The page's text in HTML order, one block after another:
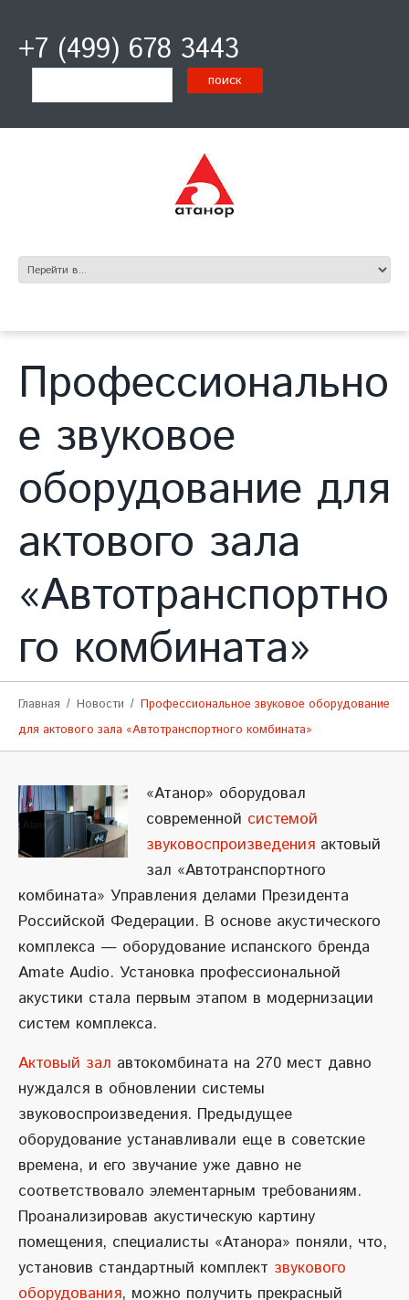
+7 (499) 678 3443
Профессионально
е звуковое
оборудование для
актового зала
«Автотранспортно
го комбината»
Главная Новости
Профессиональное звуковое оборудование
для актового зала «Автотранспортного комбината»
«Атанор» оборудовал
современной системой
звуковоспроизведения актовый
зал «Автотранспортного
комбината» Управления делами Президента
Российской Федерации. В основе акустического
комплекса — оборудование испанского бренда
Amate Audio. Установка профессиональной
акустики стала первым этапом в модернизации
систем комплекса.
Актовый зал автокомбината на 270 мест давно
нуждался в обновлении системы
звуковоспроизведения. Предыдущее
оборудование устанавливали еще в советские
времена, и его звучание уже давно не
соответствовало элементарным требованиям.
Проанализировав акустическую картину
помещения, специалисты «Атанора» поняли, что,
установив стандартный комплект звукового
оборудования, можно получить прекрасный